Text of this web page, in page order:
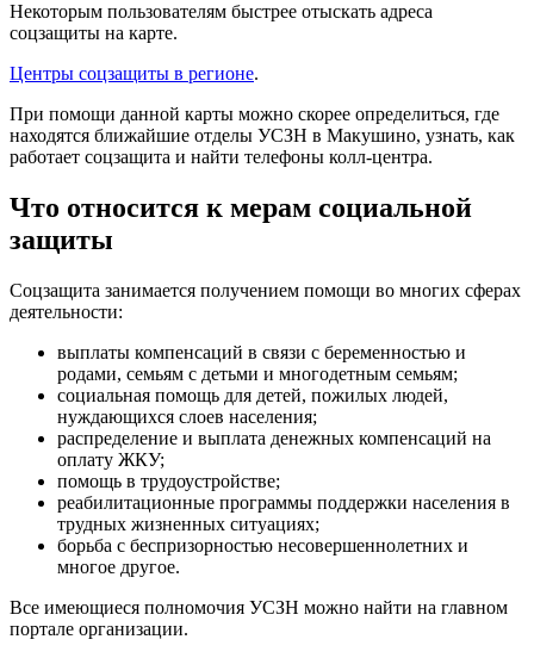
Некоторым пользователям быстрее отыскать адреса
соцзащиты на карте.
Центры соцзащиты в регионе.
При помощи данной карты можно скорее определиться, где
находятся ближайшие отделы УСЗН в Макушино, узнать, как
работает соцзащита и найти телефоны колл-центра.
Что относится к мерам социальной
защиты
Соцзащита занимается получением помощи во многих сферах
деятельности:
выплаты компенсаций в связи с беременностью и
родами, семьям с детьми и многодетным семьям;
социальная помощь для детей, пожилых людей,
нуждающихся слоев населения;
распределение и выплата денежных компенсаций на
оплату ЖКУ;
помощь в трудоустройстве;
реабилитационные программы поддержки населения в
трудных жизненных ситуациях;
борьба с беспризорностью несовершеннолетних и
многое другое.
Все имеющиеся полномочия УСЗН можно найти на главном
портале организации.